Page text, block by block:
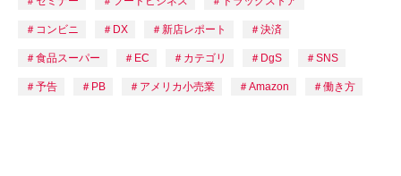
コンビニ DX 新店レポート 決済
食品スーパー EC カテゴリ DgS SNS
予告 PB アメリカ小売業 Amazon 働き方